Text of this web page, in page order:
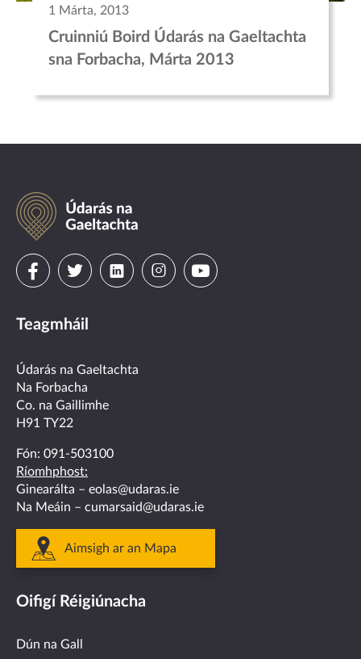
1 Márta, 2013
Cruinniú Boird Údarás na Gaeltachta
sna Forbacha, Márta 2013
Údarás
na
Gaeltachta
Visit
on
facebook
Visit
on
twitter
Visit
linkedin
VisitVisit
Teagmháil
Údarás na Gaeltachta
Na Forbacha
Co. na Gaillimhe
H91 TY22
Fón: 091-503100
Ríomhphost:
Ginearálta – eolas@udaras.ie
Na Meáin – cumarsaid@udaras.ie
Aimsigh ar an Mapa
Oifigí Réigiúnacha
Dún na Gall